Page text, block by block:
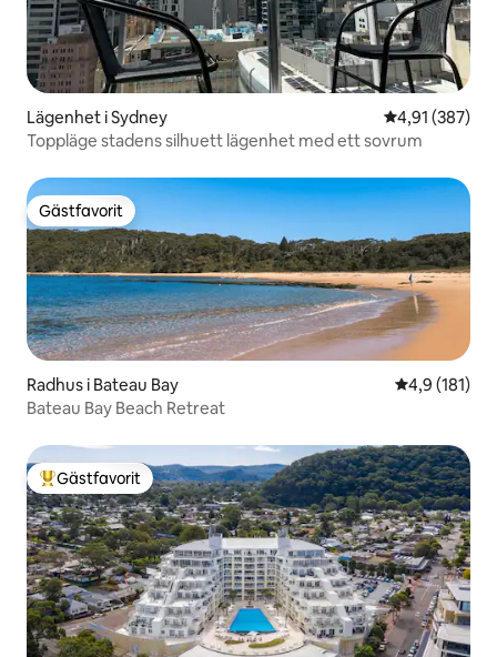
Lägenhet i Sydney 4,91 av 5 i
4,91 (387)
Toppläge stadens silhuett lägenhet med ett sovrum
Gästfavorit
Gästfavorit
Radhus i Bateau Bay 4,9 av 5 i
4,9 (181)
Bateau Bay Beach Retreat
Populär gästfavorit
Gästfavorit